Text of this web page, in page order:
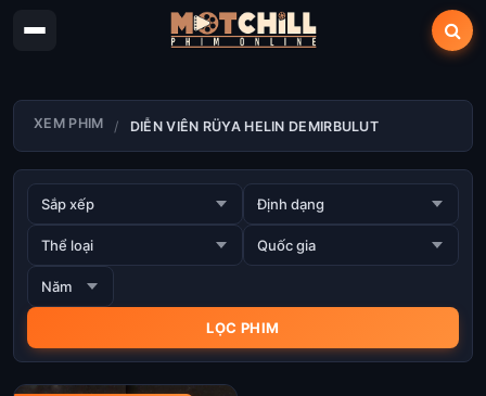
XEM PHIM DIỄN VIÊN RÜYA HELIN DEMIRBULUT